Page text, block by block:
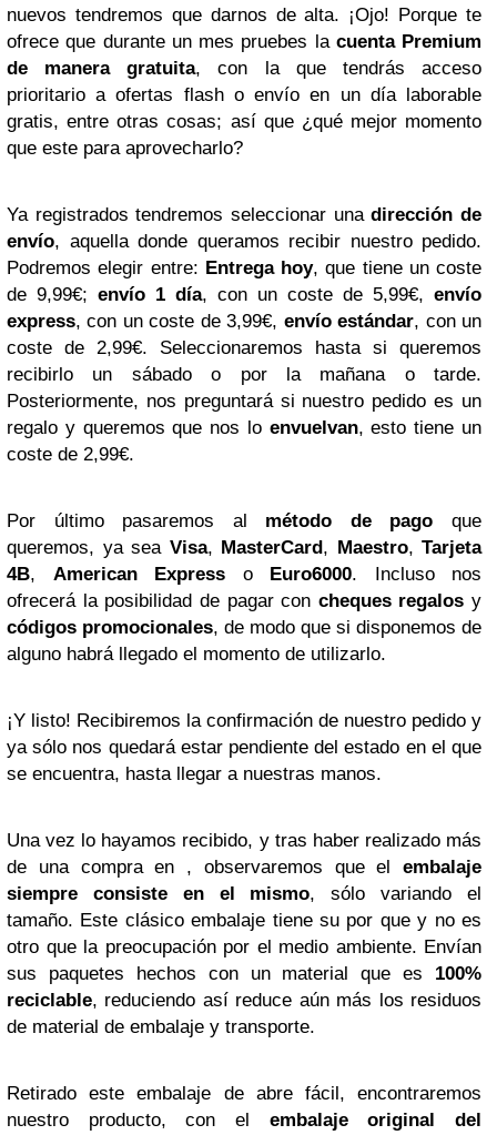
nuevos tendremos que darnos de alta. ¡Ojo! Porque te
ofrece que durante un mes pruebes la cuenta Premium
de manera gratuita, con la que tendrás acceso
prioritario a ofertas flash o envío en un día laborable
gratis, entre otras cosas; así que ¿qué mejor momento
que este para aprovecharlo?
Ya registrados tendremos seleccionar unadirección de
envío, aquella donde queramos recibir nuestro pedido.
Podremos elegir entre: Entrega hoy, que tiene un coste
de 9,99€; envío 1 día, con un coste de 5,99€, envío
express, con un coste de 3,99€, envío estándar, con un
coste de 2,99€. Seleccionaremos hasta si queremos
recibirlo un sábado o por la mañana o tarde.
Posteriormente, nos preguntará si nuestro pedido es un
regalo y queremos que nos lo envuelvan, esto tiene un
coste de 2,99€.
Por último pasaremos al método de pago que
queremos, ya sea Visa, MasterCard, Maestro, Tarjeta
4B, American Express o Euro6000. Incluso nos
ofrecerá la posibilidad de pagar con cheques regalos y
códigos promocionales, de modo que si disponemos de
alguno habrá llegado el momento de utilizarlo.
¡Y listo! Recibiremos la confirmación de nuestro pedido y
ya sólo nos quedará estar pendiente del estado en el que
se encuentra, hasta llegar a nuestras manos.
Una vez lo hayamos recibido, y tras haber realizado más
de una compra en , observaremos que el embalaje
siempre consiste en el mismo, sólo variando el
tamaño. Este clásico embalaje tiene su por que y no es
otro que la preocupación por el medio ambiente. Envían
sus paquetes hechos con un material que es 100%
reciclable, reduciendo así reduce aún más los residuos
de material de embalaje y transporte.
Retirado este embalaje de abre fácil, encontraremos
nuestro producto, con el embalaje original del